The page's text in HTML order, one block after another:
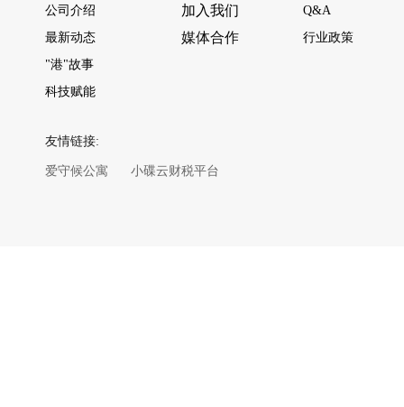
公司介绍
最新动态
"港"故事
科技赋能
加入我们
媒体合作
Q&A
行业政策
友情链接:
爱守候公寓 小碟云财税平台